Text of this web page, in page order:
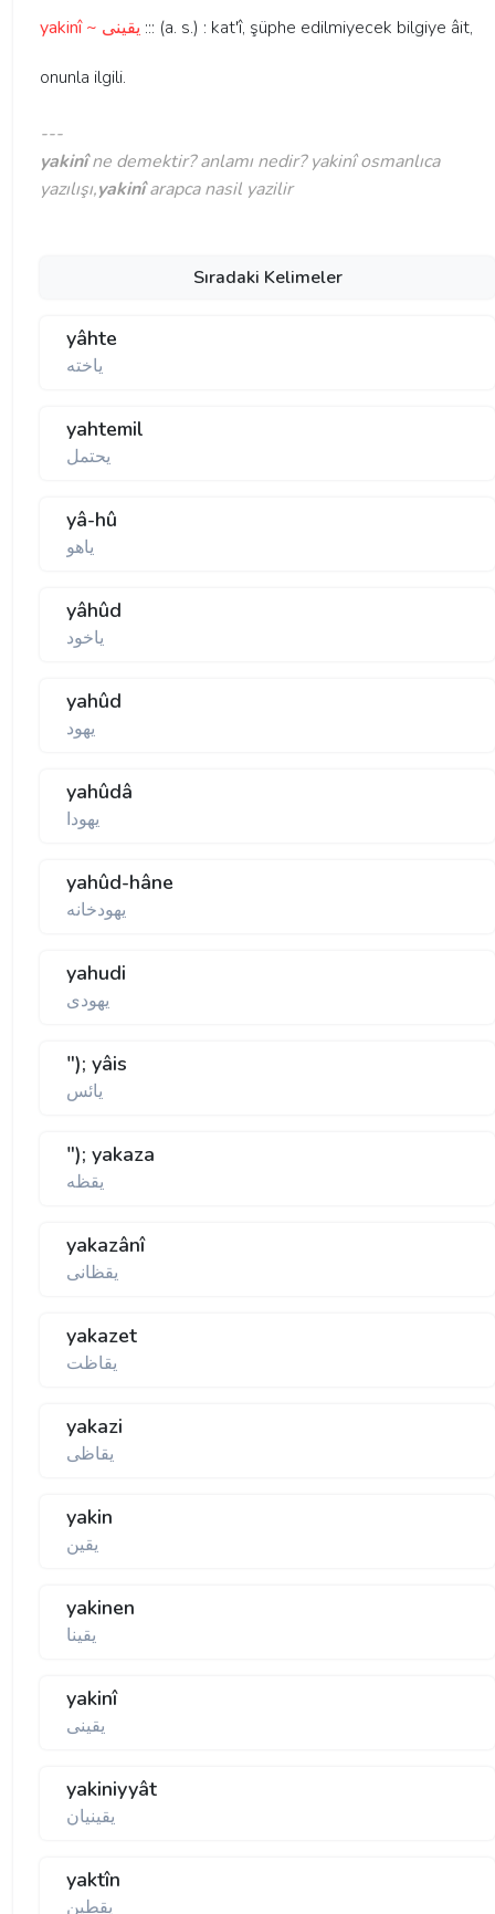
yakinî ~ يقينی ::: (a. s.) : kat'î, şüphe edilmiyecek bilgiye âit,
onunla ilgili.
---
yakinîne demektir? anlamı nedir? yakinî osmanlıca
yazılışı,yakinîarapca nasil yazilir
Sıradaki Kelimeler
yâhte
ياخته
yahtemil
يحتمل
yâ-hû
ياهو
yâhûd
ياخود
yahûd
يهود
yahûdâ
يهودا
yahûd-hâne
يهودخانه
yahudi
يهودی
"); yâis
يائس
"); yakaza
يقظه
yakazânî
يقظانی
yakazet
يقاظت
yakazi
يقاظی
yakin
يقين
yakinen
يقينا
yakinî
يقينی
yakiniyyât
يقينيان
yaktîn
يقطين